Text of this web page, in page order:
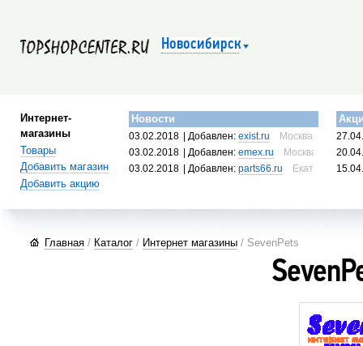
Новосибирск
Интернет-
магазины
Товары
Добавить магазин
Добавить акцию
Новости
03.02.2018 | Добавлен:exist.ru
Москва, Россия
03.02.2018
| Добавлен:emex.ru
Москва, Россия
03.02.2018
| Добавлен:parts66.ru Екатеринбург,
Главная / Каталог / Интернет магазины / SevenPets